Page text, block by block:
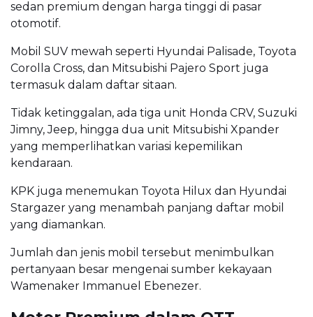
sedan premium dengan harga tinggi di pasar
otomotif.
Mobil SUV mewah seperti Hyundai Palisade, Toyota
Corolla Cross, dan Mitsubishi Pajero Sport juga
termasuk dalam daftar sitaan.
Tidak ketinggalan, ada tiga unit Honda CRV, Suzuki
Jimny, Jeep, hingga dua unit Mitsubishi Xpander
yang memperlihatkan variasi kepemilikan
kendaraan.
KPK juga menemukan Toyota Hilux dan Hyundai
Stargazer yang menambah panjang daftar mobil
yang diamankan.
Jumlah dan jenis mobil tersebut menimbulkan
pertanyaan besar mengenai sumber kekayaan
Wamenaker Immanuel Ebenezer.